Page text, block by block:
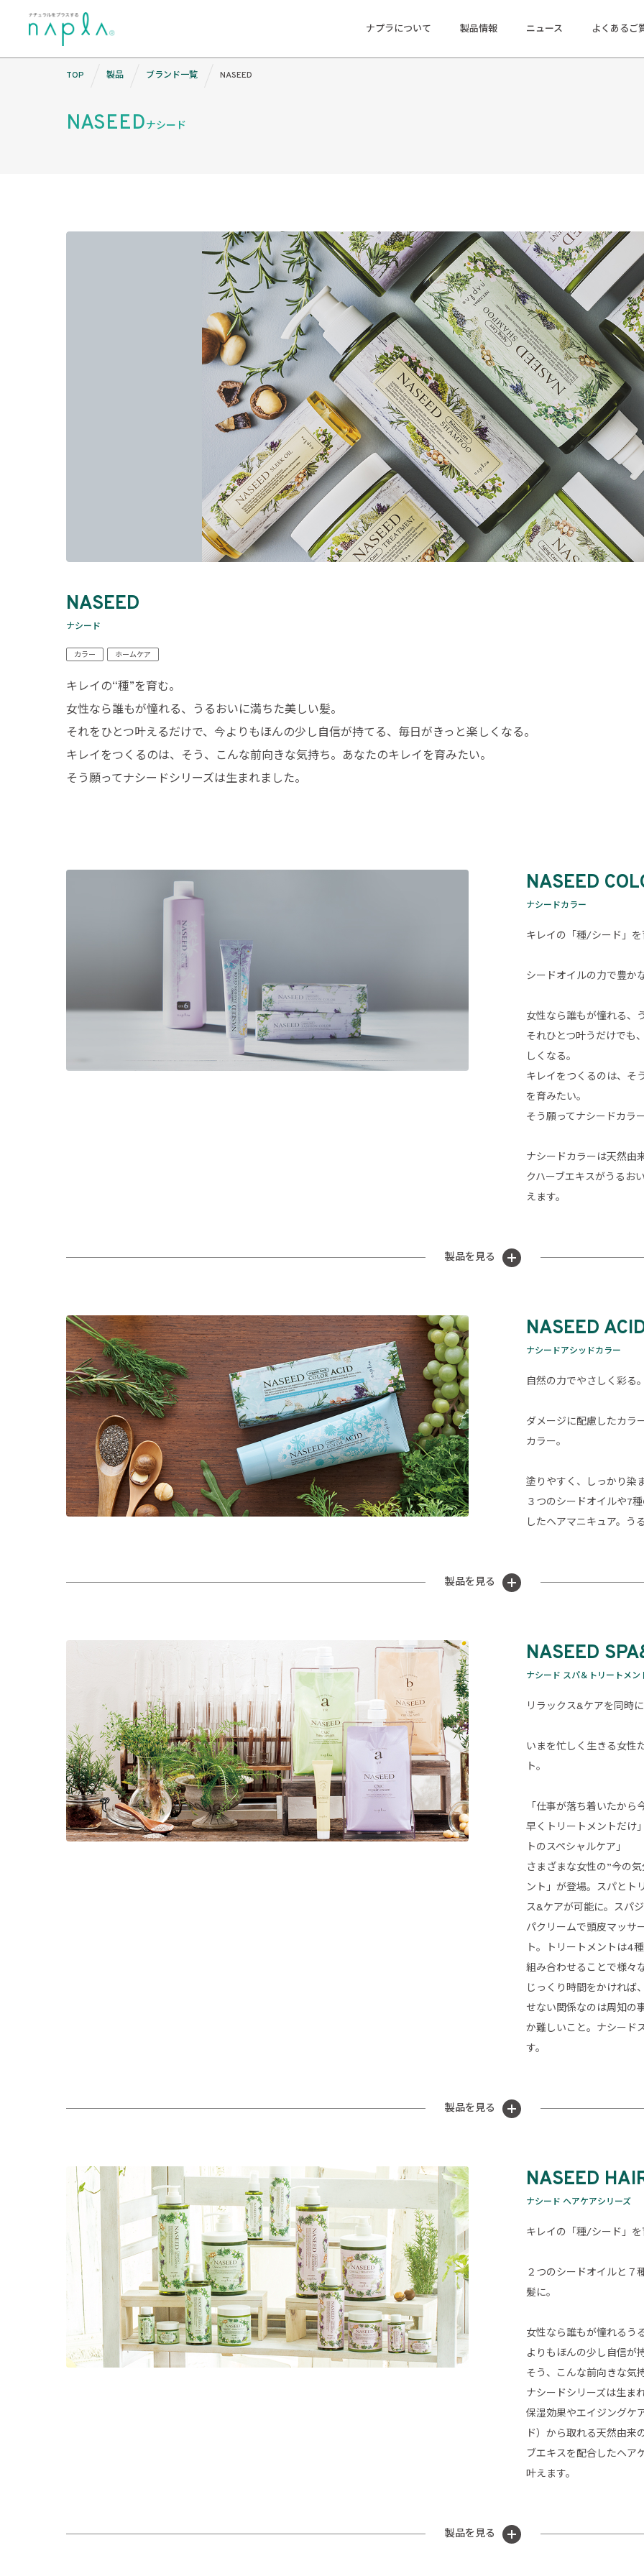
ナプラについて 製品情報 ニュース よくあるご
NASEEDナシード
NASEED
ナシード
カラー ホームケア
キレイの“種”を育む。
女性なら誰もが憧れる、うるおいに満ちた美しい髪。
それをひとつ叶えるだけで、今よりもほんの少し自信が持てる、毎日がきっと楽しくなる。
キレイをつくるのは、そう、こんな前向きな気持ち。あなたのキレイを育みたい。
そう願ってナシードシリーズは生まれました。
NASEED
ナシードカラー
キレイの「種/シード」を
シードオイルの力で豊か
女性なら誰もが憧れる、
それひとつ叶うだけでも
しくなる。
キレイをつくるのは、そ
を育みたい。
そう願ってナシードカラ
ナシードカラーは天然由
クハーブエキスがうるお
えます。
製品を見る
NASEED
ナシードアシッドカラー
自然の力でやさしく彩る。
ダメージに配慮したカラ
カラー。
塗りやすく、しっかり染
３つのシードオイルや7
したヘアマニキュア。う
製品を見る
NASEED
ナシード スパ＆トリートメン
リラックス&ケアを同時に
いまを忙しく生きる女性
ト。
「仕事が落ち着いたか
早くトリートメントだけ
トのスペシャルケア」
さまざまな女性の”今の
ント」が登場。スパとト
ス&ケアが可能に。スパ
パクリームで頭皮マッサ
ト。トリートメントは4
組み合わせることで様々
じっくり時間をかければ
せない関係なのは周知の
か難しいこと。ナシード
す。
製品を見る
NASEED
ナシード ヘアケアシリーズ
キレイの「種/シード」を
２つのシードオイルと７
髪に。
女性なら誰もが憧れるう
よりもほんの少し自信が
そう、こんな前向きな気
ナシードシリーズは生ま
保湿効果やエイジングケ
ド）から取れる天然由来
ブエキスを配合したヘア
叶えます。
製品を見る
TOP 製品 ブランド一覧 NASEED